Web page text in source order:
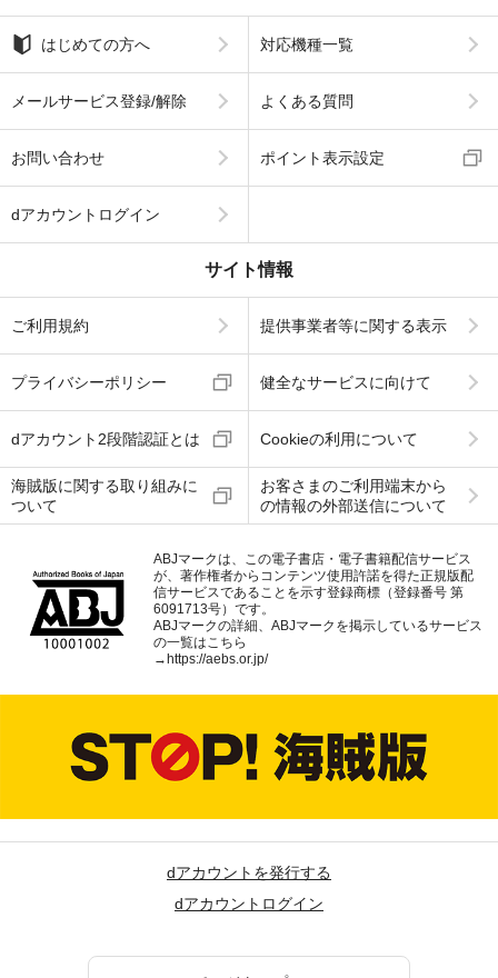
はじめての方へ 対応機種一覧
メールサービス登録/解除 よくある質問
お問い合わせ ポイント表示設定
dアカウントログイン
サイト情報
ご利用規約 提供事業者等に関する表示
プライバシーポリシー 健全なサービスに向けて
dアカウント2段階認証とは Cookieの利用について
海賊版に関する取り組みに
ついて
お客さまのご利用端末から
の情報の外部送信について
ABJマークは、この電子書店・電子書籍配信サービス
が、著作権者からコンテンツ使用許諾を得た正規版配
信サービスであることを示す登録商標（登録番号 第
6091713号）です。
ABJマークの詳細、ABJマークを掲示しているサービス
の一覧はこちら
→ https://aebs.or.jp/
dアカウントを発行する
dアカウントログイン